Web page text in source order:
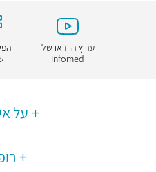
ערוץ הוידאו של
Infomed
על